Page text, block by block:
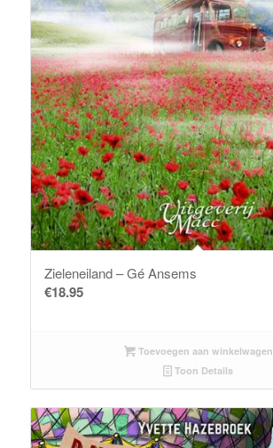
Zieleneiland – Gé Ansems
€18.95
Toevoegen aan winkelwagen
Toon Details